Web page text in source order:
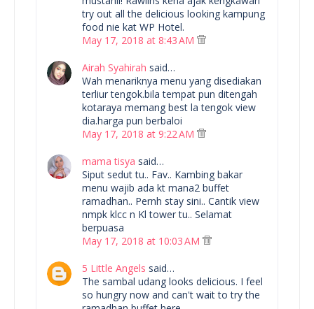
try out all the delicious looking kampung
food nie kat WP Hotel.
May 17, 2018 at 8:43 AM
Airah Syahirah said…
Wah menariknya menu yang disediakan
terliur tengok.bila tempat pun ditengah
kotaraya memang best la tengok view
dia.harga pun berbaloi
May 17, 2018 at 9:22 AM
mama tisya said…
Siput sedut tu.. Fav.. Kambing bakar
menu wajib ada kt mana2 buffet
ramadhan.. Pernh stay sini.. Cantik view
nmpk klcc n Kl tower tu.. Selamat
berpuasa
May 17, 2018 at 10:03 AM
5 Little Angels said…
The sambal udang looks delicious. I feel
so hungry now and can't wait to try the